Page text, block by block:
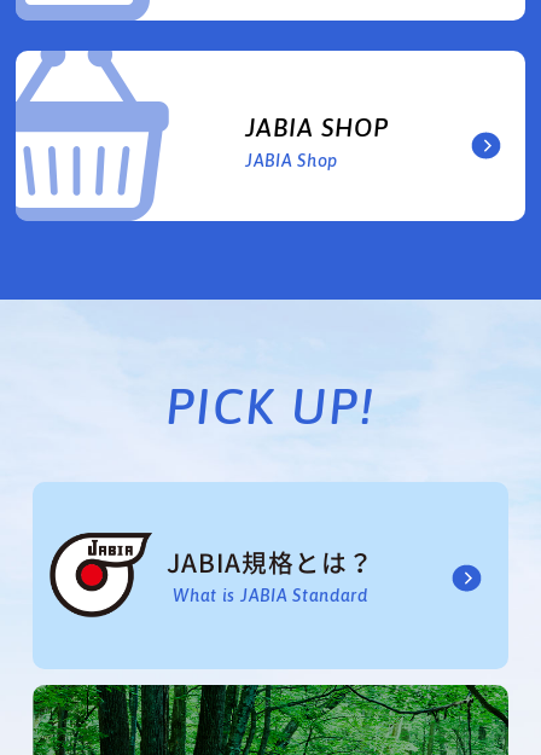
JABIA SHOP
JABIA Shop
PICK UP!
JABIA規格とは？
What is JABIA Standard